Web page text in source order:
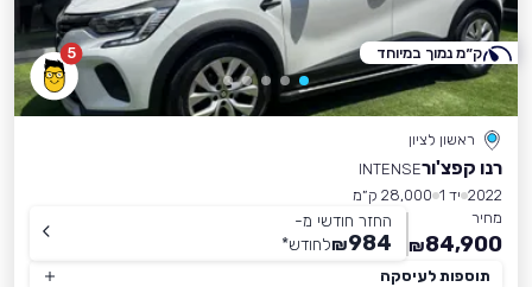
5
ראשון לציון
רנו קפצ'ורINTENSE
2022 יד 1
28,000 ק״מ
מחיר
84,900
₪
החזר חודשי מ-
984
₪לחודש*
תוספות לעיסקה
ק״מ נמוך במיוחד